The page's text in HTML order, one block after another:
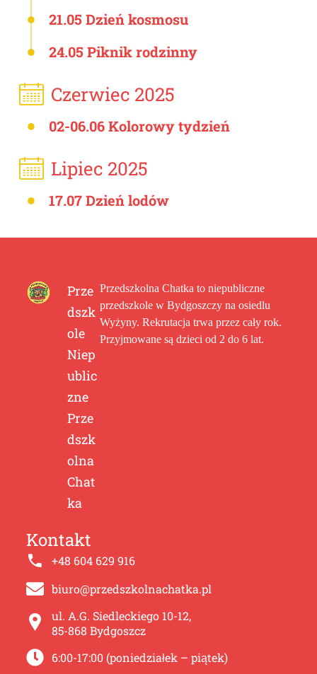
21.05 Dzień kosmosu
24.05 Piknik rodzinny
Czerwiec 2025
02-06.06 Kolorowy tydzień
Lipiec 2025
17.07 Dzień lodów
Prze
dszk
ole
Niep
ublic
zne
Prze
dszk
olna
Chat
ka
Przedszkolna Chatka to niepubliczne
przedszkole w Bydgoszczy na osiedlu
Wyżyny. Rekrutacja trwa przez cały rok.
Przyjmowane są dzieci od 2 do 6 lat.
Kontakt
+48 604 629 916
biuro@przedszkolnachatka.pl
ul. A.G. Siedleckiego 10-12,
85-868 Bydgoszcz
6:00-17:00 (poniedziałek – piątek)